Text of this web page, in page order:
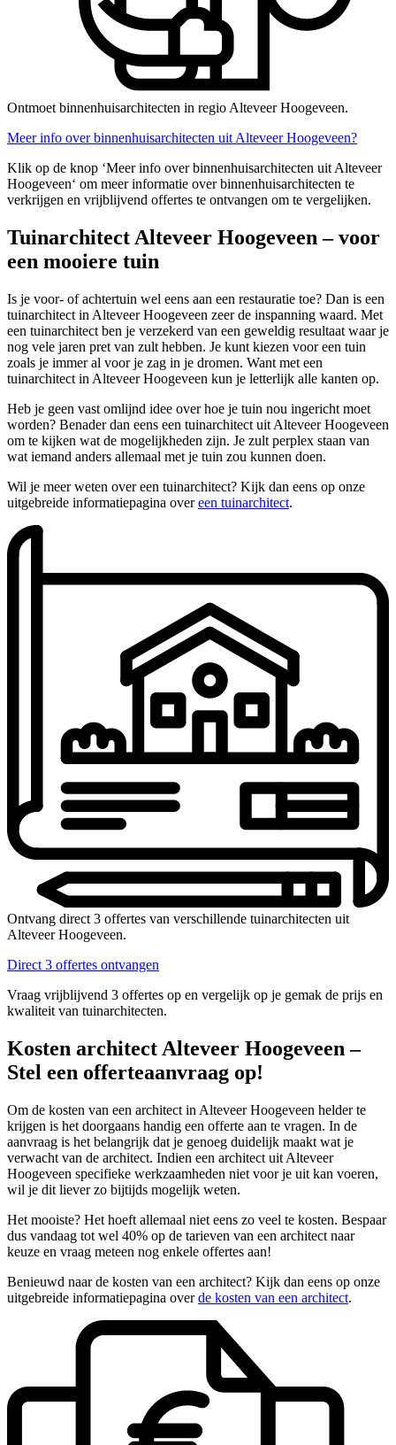
Ontmoet binnenhuisarchitecten in regio Alteveer Hoogeveen.
Meer info over binnenhuisarchitecten uit Alteveer Hoogeveen?
Klik op de knop ‘Meer info over binnenhuisarchitecten uit Alteveer
Hoogeveen‘ om meer informatie over binnenhuisarchitecten te
verkrijgen en vrijblijvend offertes te ontvangen om te vergelijken.
Tuinarchitect Alteveer Hoogeveen – voor
een mooiere tuin
Is je voor- of achtertuin wel eens aan een restauratie toe? Dan is een
tuinarchitect in Alteveer Hoogeveen zeer de inspanning waard. Met
een tuinarchitect ben je verzekerd van een geweldig resultaat waar je
nog vele jaren pret van zult hebben. Je kunt kiezen voor een tuin
zoals je immer al voor je zag in je dromen. Want met een
tuinarchitect in Alteveer Hoogeveen kun je letterlijk alle kanten op.
Heb je geen vast omlijnd idee over hoe je tuin nou ingericht moet
worden? Benader dan eens een tuinarchitect uit Alteveer Hoogeveen
om te kijken wat de mogelijkheden zijn. Je zult perplex staan van
wat iemand anders allemaal met je tuin zou kunnen doen.
Wil je meer weten over een tuinarchitect? Kijk dan eens op onze
uitgebreide informatiepagina overeen tuinarchitect.
Ontvang direct 3 offertes van verschillende tuinarchitecten uit
Alteveer Hoogeveen.
Direct 3 offertes ontvangen
Vraag vrijblijvend 3 offertes op en vergelijk op je gemak de prijs en
kwaliteit van tuinarchitecten.
Kosten architect Alteveer Hoogeveen –
Stel een offerteaanvraag op!
Om de kosten van een architect in Alteveer Hoogeveen helder te
krijgen is het doorgaans handig een offerte aan te vragen. In de
aanvraag is het belangrijk dat je genoeg duidelijk maakt wat je
verwacht van de architect. Indien een architect uit Alteveer
Hoogeveen specifieke werkzaamheden niet voor je uit kan voeren,
wil je dit liever zo bijtijds mogelijk weten.
Het mooiste? Het hoeft allemaal niet eens zo veel te kosten. Bespaar
dus vandaag tot wel 40% op de tarieven van een architect naar
keuze en vraag meteen nog enkele offertes aan!
Benieuwd naar de kosten van een architect? Kijk dan eens op onze
uitgebreide informatiepagina overde kosten van een architect.